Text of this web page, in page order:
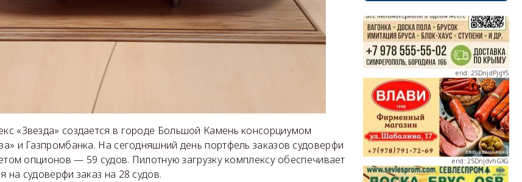
«Звезда» создается в городе Большой Камень консорциумом
и Газпромбанка. На сегодняшний день портфель заказов судоверфи
опционов — 59 судов. Пилотную загрузку комплексу обеспечивает
на судоверфи заказ на 28 судов.
erid: 2SDnjdPjgYS
erid: 2SDnjdvhGXG